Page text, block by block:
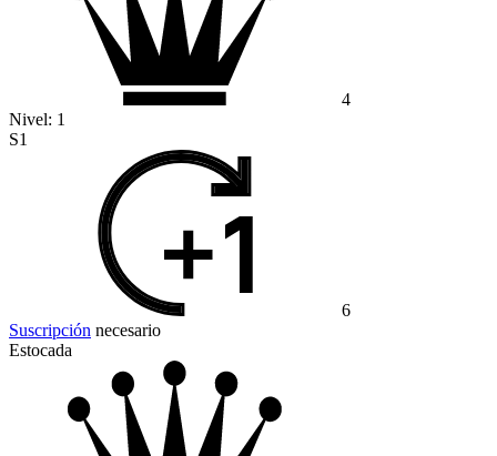
4
Nivel: 1
S1
6
Suscripción necesario
Estocada